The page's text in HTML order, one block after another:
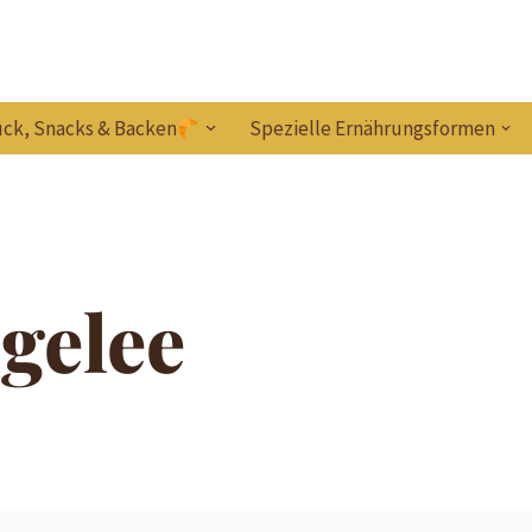
Snacks & Backen Spezielle Ernährungsformen